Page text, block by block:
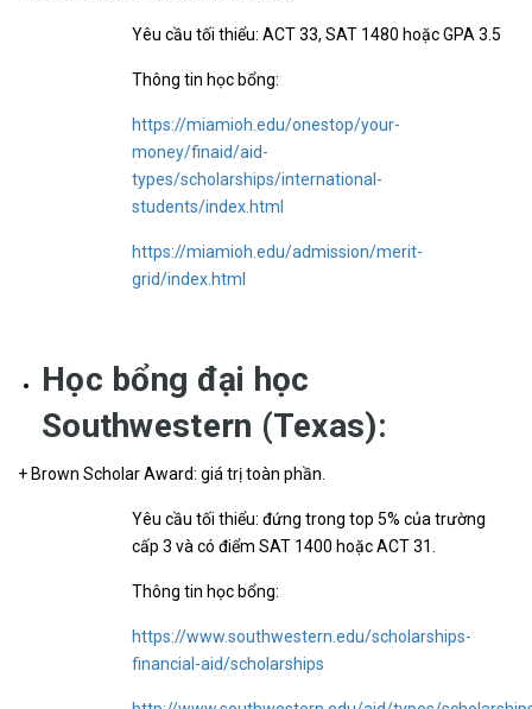
Yêu cầu tối thiểu: ACT 33, SAT 1480 hoặc GPA 3.5
Thông tin học bổng:
https://miamioh.edu/onestop/your-
money/finaid/aid-
types/scholarships/international-
students/index.html
https://miamioh.edu/admission/merit-
grid/index.html
Học bổng đại học
Southwestern (Texas):
+ Brown Scholar Award: giá trị toàn phần.
Yêu cầu tối thiểu: đứng trong top 5% của trường
cấp 3 và có điểm SAT 1400 hoặc ACT 31.
Thông tin học bổng:
https://www.southwestern.edu/scholarships-
financial-aid/scholarships